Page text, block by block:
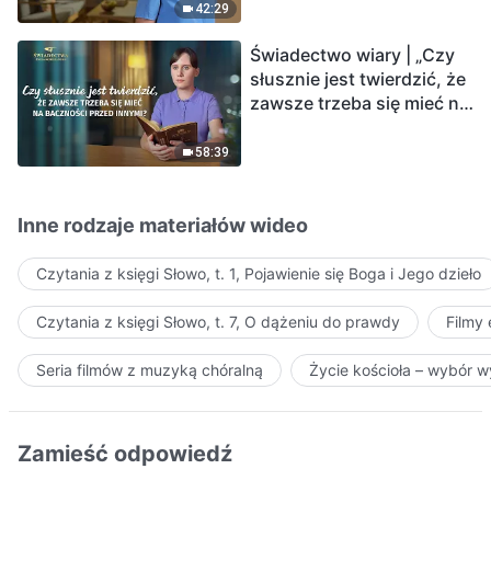
42:29
58:39
Świadectwo wiary | „Czy
słusznie jest twierdzić, że
zawsze trzeba się mieć na
Inne rodzaje materiałów wideo
Czytania z księgi Słowo, t. 1, Pojawienie się Boga i Jego dzieło
Czytania z księgi Słowo, t. 7, O dążeniu do prawdy Filmy
Seria filmów z muzyką chóralną Życie kościoła – wybór
Zamieść odpowiedź